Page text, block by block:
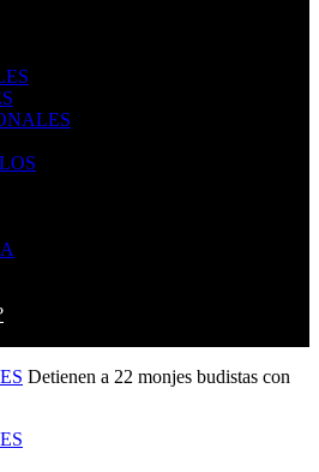
Detienen a 22 monjes budistas con